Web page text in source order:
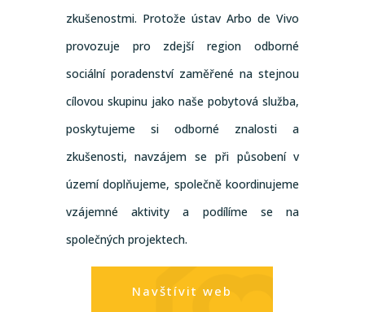
zkušenostmi. Protože ústav Arbo de Vivo
provozuje pro zdejší region odborné
sociální poradenství zaměřené na stejnou
cílovou skupinu jako naše pobytová služba,
poskytujeme si odborné znalosti a
zkušenosti, navzájem se při působení v
území doplňujeme, společně koordinujeme
vzájemné aktivity a podílíme se na
společných projektech.
Navštívit web